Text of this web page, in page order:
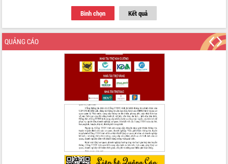
Hội nghị lần thứ tư Ban Chỉ đạo công
Hội nghị Báo cáo viên Trung ương
tháng 01/2026
Phó Thủ tướng Hồ Quốc Dũng đánh giá
cao kết quả Chiến dịch Quang Trung
Hội nghị Ban Chấp hành Đảng bộ tỉnh
Đắk Lắk lần thứ 2 (mở rộng)
Tập trung giải phóng mặt bằng, đẩy
nhanh tiến độ Tuyến đường bộ ven
Gỡ khó, khởi công xây dựng, sửa chữa
toàn bộ nhà ở cho hộ dân đúng tiến độ
Bình chọn Kết quả
QUẢNG CÁO